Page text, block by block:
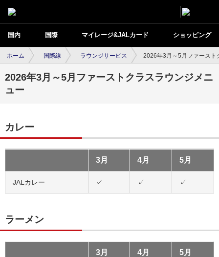
国内 国際 マイレージ&JALカード ショッピング
ホーム 国際線 ラウンジサービス 2026年3月～5月ファースト
2026年3月～5月ファーストクラスラウンジメニ
ュー
カレー
3月 4月 5月
JALカレー ✓ ✓ ✓
ラーメン
3月 4月 5月